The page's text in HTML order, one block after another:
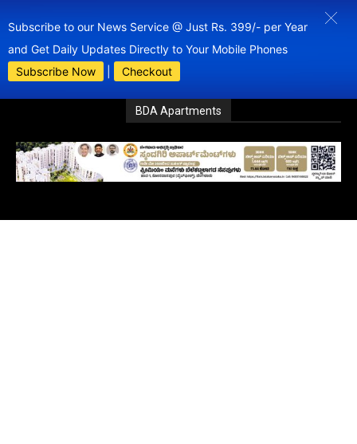
Subscribe to our News Service @ Just Rs. 399/- per Year
and Get Daily Updates Directly to Your Mobile Phones
Subscribe Now
Checkout
BDA Apartments